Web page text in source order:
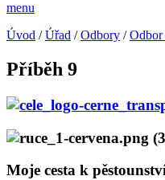
menu
Úvod /Úřad /Odbory /Odbor
Příběh 9
Moje cesta k